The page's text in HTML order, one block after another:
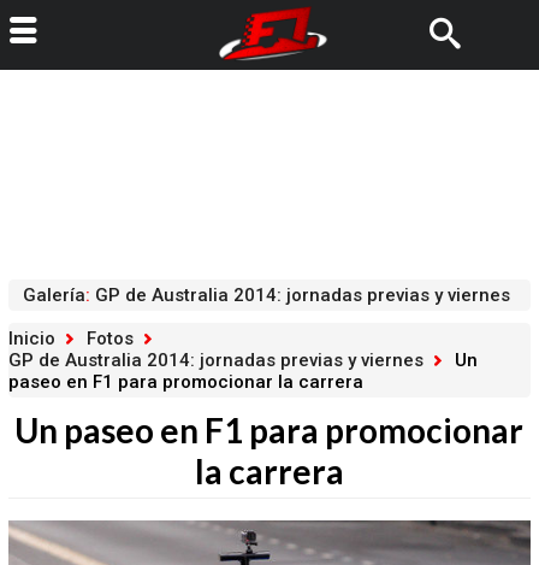
Galería: GP de Australia 2014: jornadas previas y viernes
Inicio
Fotos
GP de Australia 2014: jornadas previas y viernes
Un
paseo en F1 para promocionar la carrera
Un paseo en F1 para promocionar
la carrera